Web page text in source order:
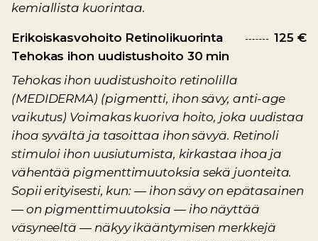
kemiallista kuorintaa.
Erikoiskasvohoito Retinolikuorinta
Tehokas ihon uudistushoito 30 min
125 €
Tehokas ihon uudistushoito retinolilla
(MEDIDERMA) (pigmentti, ihon sävy, anti-age
vaikutus) Voimakas kuoriva hoito, joka uudistaa
ihoa syvältä ja tasoittaa ihon sävyä. Retinoli
stimuloi ihon uusiutumista, kirkastaa ihoa ja
vähentää pigmenttimuutoksia sekä juonteita.
Sopii erityisesti, kun: — ihon sävy on epätasainen
— on pigmenttimuutoksia — iho näyttää
väsyneeltä — näkyy ikääntymisen merkkejä